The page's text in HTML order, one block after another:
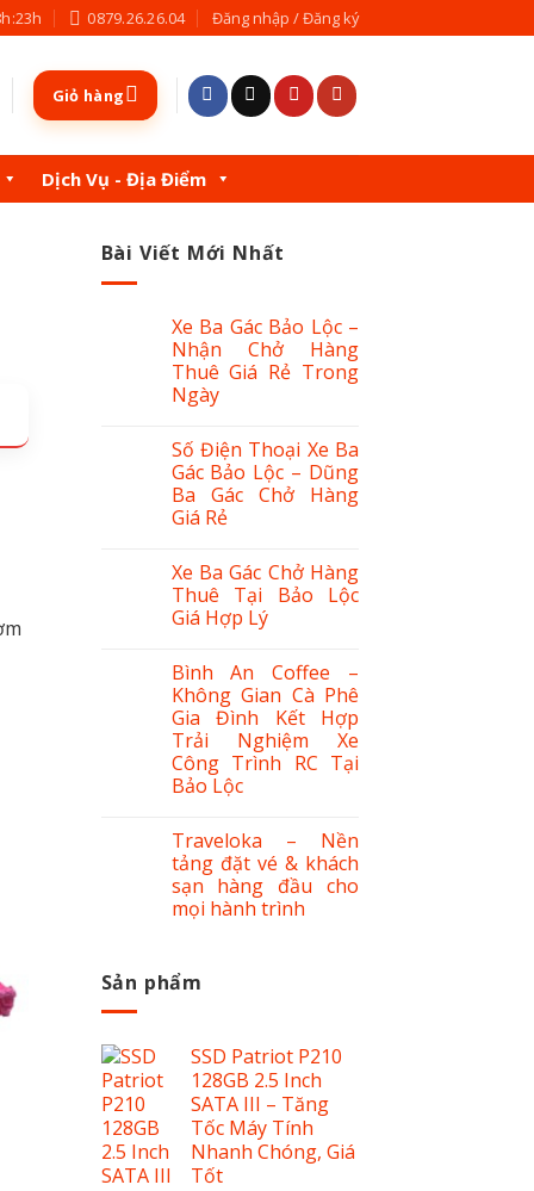
0879.26.26.04 Đăng nhập / Đăng ký
Giỏ hàng
Dịch Vụ - Địa Điểm
Bài Viết Mới Nhất
Xe Ba Gác Bảo Lộc –
Nhận Chở Hàng
Thuê Giá Rẻ Trong
Ngày
Số Điện Thoại Xe Ba
Gác Bảo Lộc – Dũng
Ba Gác Chở Hàng
Giá Rẻ
Xe Ba Gác Chở Hàng
Thuê Tại Bảo Lộc
Giá Hợp Lý
Bình An Coffee –
Không Gian Cà Phê
Gia Đình Kết Hợp
Trải Nghiệm Xe
Công Trình RC Tại
Bảo Lộc
Traveloka – Nền
tảng đặt vé & khách
sạn hàng đầu cho
mọi hành trình
Sản phẩm
SSD Patriot P210
128GB 2.5 Inch
SATA III – Tăng
Tốc Máy Tính
Nhanh Chóng, Giá
Tốt